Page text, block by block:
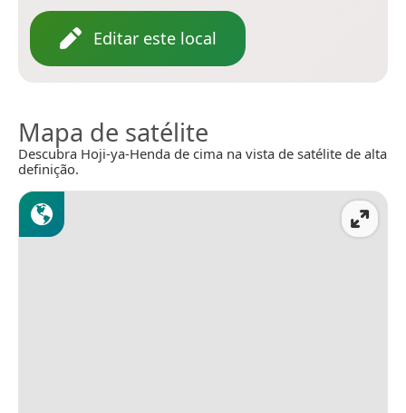
Editar este local
Mapa de satélite
Descubra Hoji-ya-Henda de cima na vista de satélite de alta
definição.